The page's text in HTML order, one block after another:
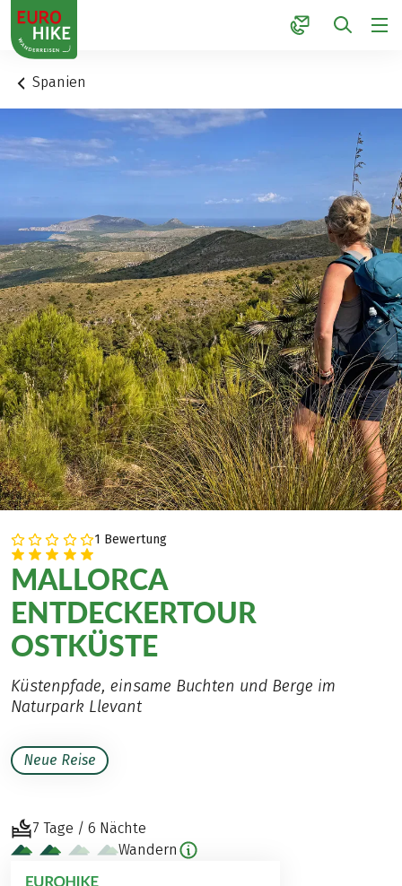
1
Spanien
1 Bewertung
MALLORCA
ENTDECKERTOUR
OSTKÜSTE
Küstenpfade, einsame Buchten und Berge im
Naturpark Llevant
Neue Reise
7 Tage / 6 Nächte
Wandern